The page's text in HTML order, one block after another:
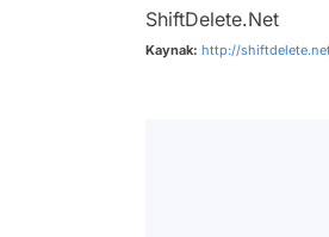
ShiftDelete.Net
Kaynak: http://